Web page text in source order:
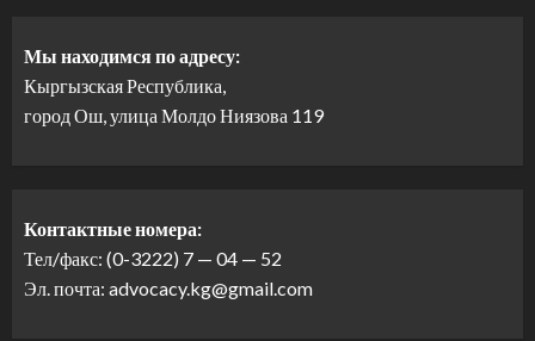
Мы находимся по адресу:
Кыргызская Республика,
город Ош, улица Молдо Ниязова 119
Контактные номера:
Тел/факс: (0-3222) 7 — 04 — 52
Эл. почта: advocacy.kg@gmail.com